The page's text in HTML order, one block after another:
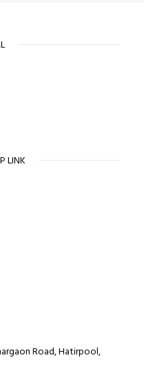
LINK
Road, Hatirpool,